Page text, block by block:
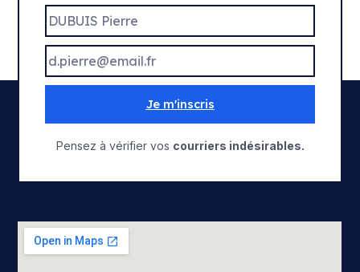
Je m'inscris
Pensez à vérifier vos courriers indésirables.